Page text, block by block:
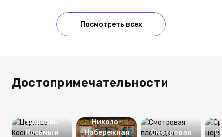
Посмотреть всех
Достопримечательности
Церковь
Косьмы и
Николо-
Набережная
Смотровая